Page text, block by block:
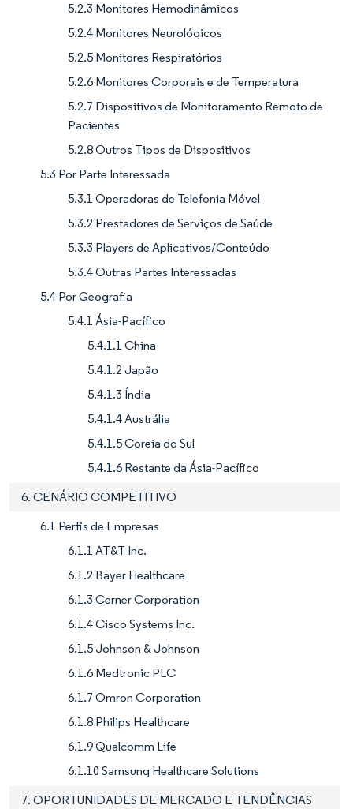
5.2.3 Monitores Hemodinâmicos
5.2.4 Monitores Neurológicos
5.2.5 Monitores Respiratórios
5.2.6 Monitores Corporais e de Temperatura
5.2.7 Dispositivos de Monitoramento Remoto de
Pacientes
5.2.8 Outros Tipos de Dispositivos
5.3 Por Parte Interessada
5.3.1 Operadoras de Telefonia Móvel
5.3.2 Prestadores de Serviços de Saúde
5.3.3 Players de Aplicativos/Conteúdo
5.3.4 Outras Partes Interessadas
5.4 Por Geografia
5.4.1 Ásia-Pacífico
5.4.1.1 China
5.4.1.2 Japão
5.4.1.3 Índia
5.4.1.4 Austrália
5.4.1.5 Coreia do Sul
5.4.1.6 Restante da Ásia-Pacífico
6. CENÁRIO COMPETITIVO
6.1 Perfis de Empresas
6.1.1 AT&T Inc.
6.1.2 Bayer Healthcare
6.1.3 Cerner Corporation
6.1.4 Cisco Systems Inc.
6.1.5 Johnson & Johnson
6.1.6 Medtronic PLC
6.1.7 Omron Corporation
6.1.8 Philips Healthcare
6.1.9 Qualcomm Life
6.1.10 Samsung Healthcare Solutions
7. OPORTUNIDADES DE MERCADO E TENDÊNCIAS